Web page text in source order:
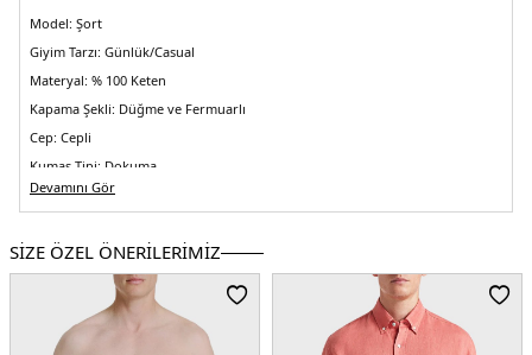
Model: Şort
Giyim Tarzı: Günlük/Casual
Materyal: % 100 Keten
Kapama Şekli: Düğme ve Fermuarlı
Cep: Cepli
Kumaş Tipi: Dokuma
Bel:Normal Bel
Kalıp Bilgisi:Regular Fit
Yaş Grubu:Yetişkin
Türkiye
5DY1EDMUND111.07
Devamını Gör
SİZE ÖZEL ÖNERİLERİMİZ